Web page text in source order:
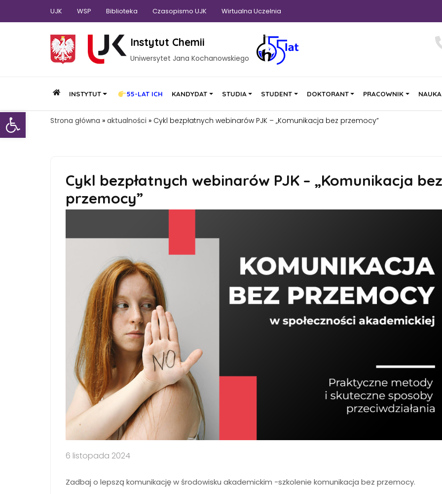
Otwórz pasek narzędzi
UJK WSP Biblioteka Czasopismo UJK Wirtualna Uczelnia
Instytut Chemii
Uniwersytet Jana Kochanowskiego
INSTYTUT 55-LAT ICH KANDYDAT STUDIA STUDENT DOKTORANT PRACOWNIK NAUKA
Strona główna » aktualności » Cykl bezpłatnych webinarów PJK – „Komunikacja bez przemocy”
Cykl bezpłatnych webinarów PJK – „Komunikacja bez
przemocy”
6 listopada 2024
Zadbaj o lepszą komunikację w środowisku akademickim -szkolenie komunikacja bez przemocy.